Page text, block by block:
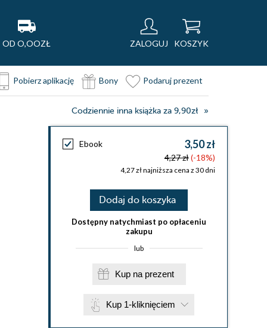
OD O,OOZŁ ZALOGUJ KOSZYK
Pobierz aplikację Bony Podaruj prezent
Codziennie inna książka za 9,90zł
Ebook 3,50 zł
4,27 zł(-18%)
4,27 zł najniższa cena z 30 dni
Dodaj do koszyka
Dostępny natychmiast po opłaceniu
zakupu
lub
Kup na prezent
Kup 1-kliknięciem